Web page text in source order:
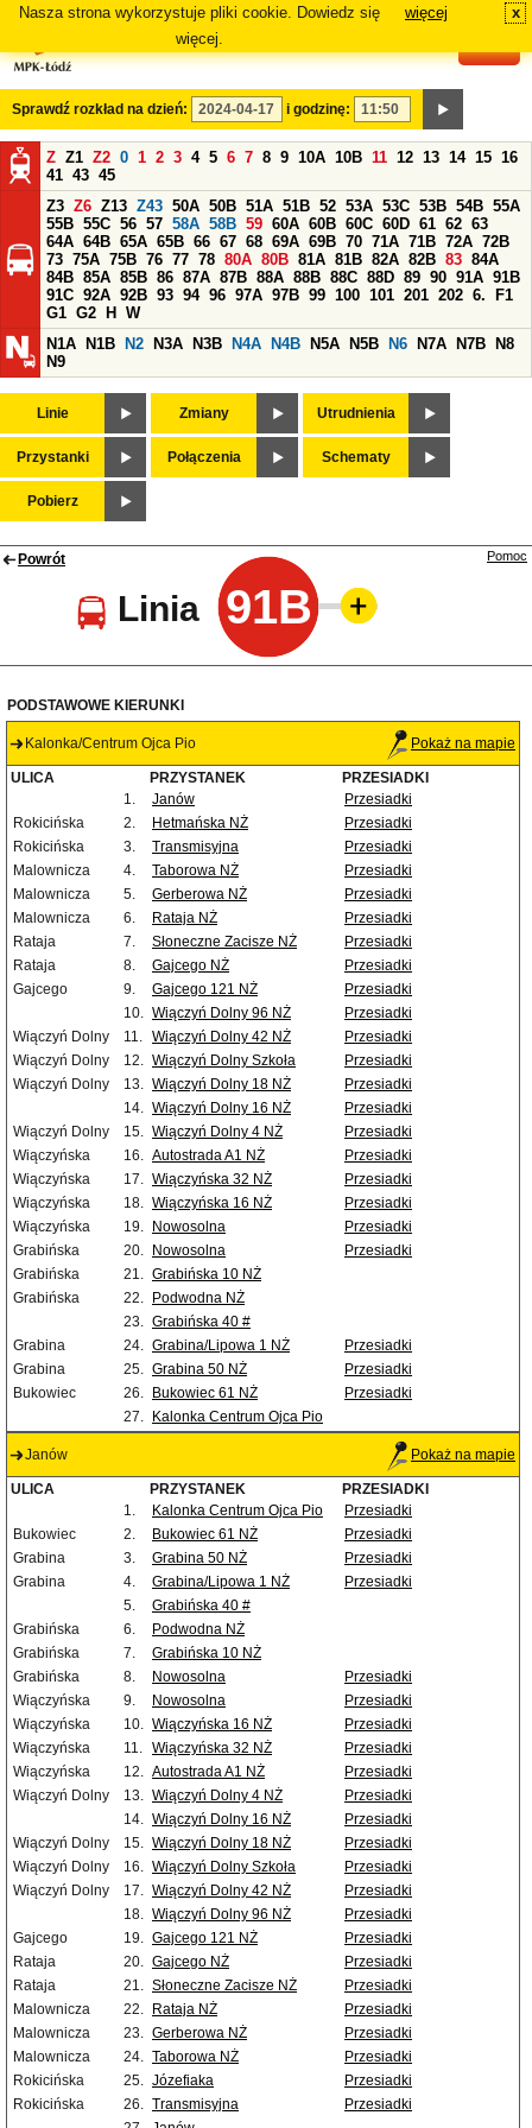
Nasza strona wykorzystuje pliki cookie. Dowiedz się
więcej.
więcej x
Sprawdź rozkład na dzień: i godzinę:
Z Z1 Z2 0 1 2 3 4 5 6 7 8 9 10A 10B 11 12 13 14 15 16
41 43 45
Z3 Z6 Z13 Z43 50A 50B 51A 51B 52 53A 53C 53B 54B 55A
55B 55C 56 57 58A 58B 59 60A 60B 60C 60D 61 62 63
64A 64B 65A 65B 66 67 68 69A 69B 70 71A 71B 72A 72B
73 75A 75B 76 77 78 80A 80B 81A 81B 82A 82B 83 84A
84B 85A 85B 86 87A 87B 88A 88B 88C 88D 89 90 91A 91B
91C 92A 92B 93 94 96 97A 97B 99 100 101 201 202 6.
F1
G1 G2 H
W
N1A
N1B N2 N3A N3B N4A N4B N5A N5B N6 N7A N7B
N8
N9
Linie Zmiany Utrudnienia
Przystanki Połączenia Schematy
Pobierz
Powrót
Linia 91B
Pomoc
PODSTAWOWE KIERUNKI
Kalonka/Centrum Ojca Pio Pokaż na mapie
ULICA PRZYSTANEK
PRZESIADKI
1.
Janów
Przesiadki
Rokicińska
2. Hetmańska NŻ
Przesiadki
Rokicińska
3. Transmisyjna
Przesiadki
Malownicza
4. Taborowa NŻ
Przesiadki
Malownicza
5. Gerberowa NŻ
Przesiadki
Malownicza
6. Rataja NŻ
Przesiadki
Rataja
7. Słoneczne Zacisze NŻ
Przesiadki
Rataja
8. Gajcego NŻ
Przesiadki
Gajcego
9. Gajcego 121 NŻ
Przesiadki
10. Wiączyń Dolny 96 NŻ
Przesiadki
Wiączyń Dolny
11. Wiączyń Dolny 42 NŻ
Przesiadki
Wiączyń Dolny
12. Wiączyń Dolny Szkoła
Przesiadki
Wiączyń Dolny
13. Wiączyń Dolny 18 NŻ
Przesiadki
14. Wiączyń Dolny 16 NŻ
Przesiadki
Wiączyń Dolny
15. Wiączyń Dolny 4 NŻ
Przesiadki
Wiączyńska
16. Autostrada A1 NŻ
Przesiadki
Wiączyńska
17. Wiączyńska 32 NŻ
Przesiadki
Wiączyńska
18. Wiączyńska 16 NŻ
Przesiadki
Wiączyńska
19. Nowosolna
Przesiadki
Grabińska
20. Nowosolna
Przesiadki
Grabińska
21. Grabińska 10 NŻ
Grabińska
22.
Podwodna NŻ
23. Grabińska 40 #
Grabina
24. Grabina/Lipowa 1 NŻ
Przesiadki
Grabina
25. Grabina 50 NŻ
Przesiadki
Bukowiec
26. Bukowiec 61 NŻ
Przesiadki
27.
Kalonka Centrum Ojca Pio
Janów Pokaż na mapie
ULICA PRZYSTANEK
PRZESIADKI
1.
Kalonka Centrum Ojca Pio
Przesiadki
Bukowiec
2. Bukowiec 61 NŻ
Przesiadki
Grabina
3. Grabina 50 NŻ
Przesiadki
Grabina
4. Grabina/Lipowa 1 NŻ
Przesiadki
5.
Grabińska 40 #
Grabińska
6.
Podwodna NŻ
Grabińska
7.
Grabińska 10 NŻ
Grabińska
8. Nowosolna
Przesiadki
Wiączyńska
9. Nowosolna
Przesiadki
Wiączyńska
10. Wiączyńska 16 NŻ
Przesiadki
Wiączyńska
11. Wiączyńska 32 NŻ
Przesiadki
Wiączyńska
12. Autostrada A1 NŻ
Przesiadki
Wiączyń Dolny
13. Wiączyń Dolny 4 NŻ
Przesiadki
14. Wiączyń Dolny 16 NŻ
Przesiadki
Wiączyń Dolny
15. Wiączyń Dolny 18 NŻ
Przesiadki
Wiączyń Dolny
16. Wiączyń Dolny Szkoła
Przesiadki
Wiączyń Dolny
17. Wiączyń Dolny 42 NŻ
Przesiadki
18. Wiączyń Dolny 96 NŻ
Przesiadki
Gajcego
19. Gajcego 121 NŻ
Przesiadki
Rataja
20. Gajcego NŻ
Przesiadki
Rataja
21. Słoneczne Zacisze NŻ
Przesiadki
Malownicza
22. Rataja NŻ
Przesiadki
Malownicza
23. Gerberowa NŻ
Przesiadki
Malownicza
24. Taborowa NŻ
Przesiadki
Rokicińska
25. Józefiaka
Przesiadki
Rokicińska
26. Transmisyjna
Przesiadki